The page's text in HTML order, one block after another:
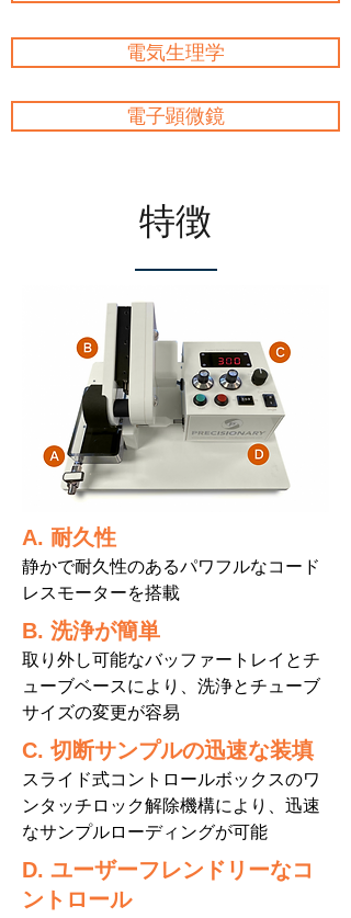
電気生理学
電子顕微鏡
特徴
A. 耐久性
静かで耐久性のあるパワフルなコード
レスモーターを搭載
B. 洗浄が簡単
取り外し可能なバッファートレイとチ
ューブベースにより、洗浄とチューブ
サイズの変更が容易
C. 切断サンプルの迅速な装填
スライド式コントロールボックスのワ
ンタッチロック解除機構により、迅速
なサンプルローディングが可能
D. ユーザーフレンドリーなコ
ントロール